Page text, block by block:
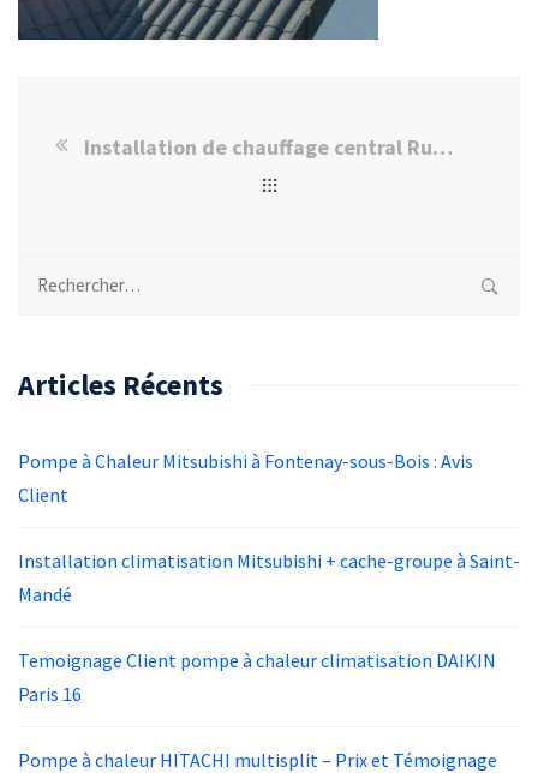
Installation de chauffage central Rungis (94150)
Rechercher :
Articles Récents
Pompe à Chaleur Mitsubishi à Fontenay-sous-Bois : Avis
Client
Installation climatisation Mitsubishi + cache-groupe à Saint-
Mandé
Temoignage Client pompe à chaleur climatisation DAIKIN
Paris 16
Pompe à chaleur HITACHI multisplit – Prix et Témoignage